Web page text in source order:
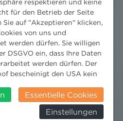
respektieren und keine
für den Betrieb der Seite
Sie auf "Akzeptieren" klicken,
von uns und
werden dürfen. Sie willigen
DSGVO ein, dass Ihre Daten
werden dürfen. Der
bescheinigt den USA kein
dass ihre Daten durch US-
und zu
verarbeitet werden und
Essentielle Cookies
Einstellungen